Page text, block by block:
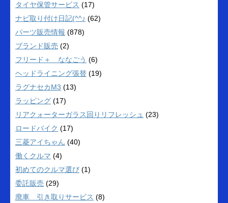
タイヤ保管サービス (17)
ナビ取り付け日記(^^♪ (62)
パーツ販売情報 (878)
ブランド販売 (2)
フリード＋ ななごう (6)
ヘッドライニング張替 (19)
ラグナセカM3 (13)
ラッピング (17)
リアクォーターガラス回りリフレッシュ (23)
ロードバイク (17)
三菱アイちゃん (40)
働くクルマ (4)
初めてのクルマ選び (1)
委託販売 (29)
廃車 引き取りサービス (8)